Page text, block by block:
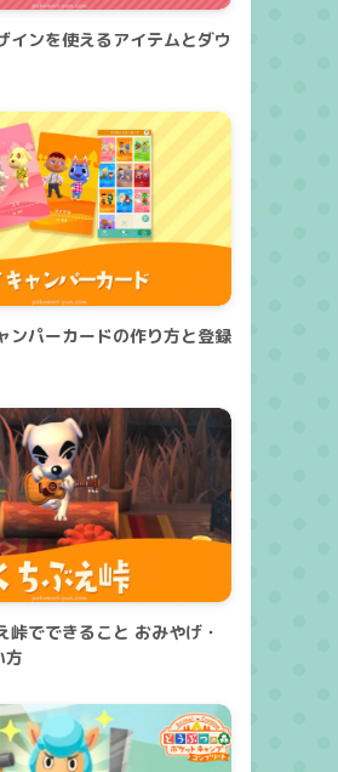
インを使えるアイテムとダウ
ンパーカードの作り方と登録
峠でできること おみやげ・
方